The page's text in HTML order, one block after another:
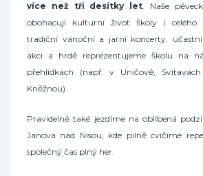
více než tři desítky let. Naše
obohacují kulturní život školy i celého
tradiční vánoční a jarní koncerty,
akcí a hrdě reprezentujeme školu na
přehlídkách (např. v Uničově,
Kněžnou).
Pravidelně také jezdíme na oblíbená
Janova nad Nisou, kde pilně cvičíme
společný čas plný her.